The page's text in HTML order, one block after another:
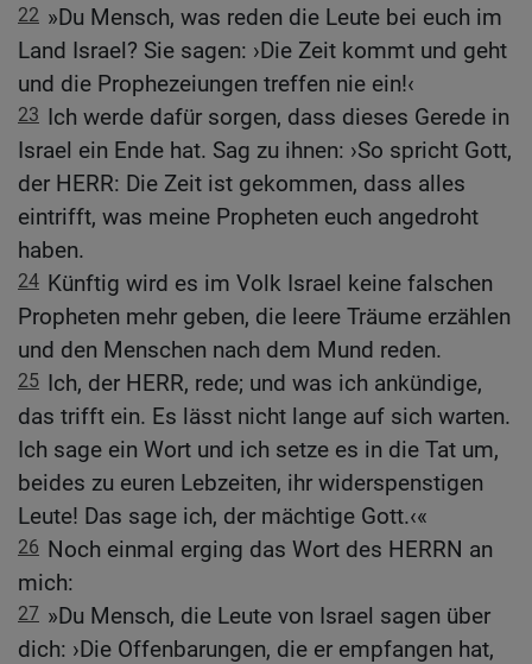
22 »Du Mensch, was reden die Leute bei euch im
Land Israel? Sie sagen: ›Die Zeit kommt und geht
und die Prophezeiungen treffen nie ein!‹
23 Ich werde dafür sorgen, dass dieses Gerede in
Israel ein Ende hat. Sag zu ihnen: ›So spricht Gott,
der HERR: Die Zeit ist gekommen, dass alles
eintrifft, was meine Propheten euch angedroht
haben.
24 Künftig wird es im Volk Israel keine falschen
Propheten mehr geben, die leere Träume erzählen
und den Menschen nach dem Mund reden.
25 Ich, der HERR, rede; und was ich ankündige,
das trifft ein. Es lässt nicht lange auf sich warten.
Ich sage ein Wort und ich setze es in die Tat um,
beides zu euren Lebzeiten, ihr widerspenstigen
Leute! Das sage ich, der mächtige Gott.‹«
26 Noch einmal erging das Wort des HERRN an
mich:
27 »Du Mensch, die Leute von Israel sagen über
dich: ›Die Offenbarungen, die er empfangen hat,